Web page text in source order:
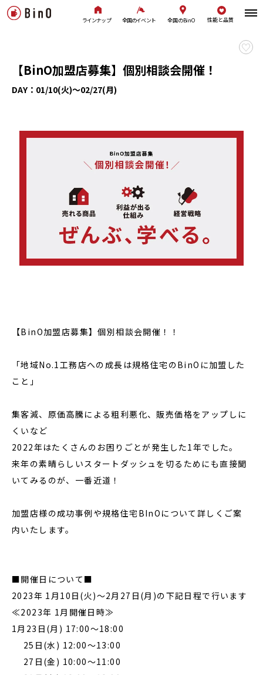
ラインナップ 全国のイベント 全国のBinO 性能と品質
【BinO加盟店募集】個別相談会開催！
DAY：01/10(火)～02/27(月)
【BinO加盟店募集】個別相談会開催！！
「地域No.1工務店への成長は規格住宅のBinOに加盟した
こと」
集客減、原価高騰による粗利悪化、販売価格をアップしに
くいなど
2022年はたくさんのお困りごとが発生した1年でした。
来年の素晴らしいスタートダッシュを切るためにも直接聞
いてみるのが、一番近道！
加盟店様の成功事例や規格住宅BInOについて詳しくご案
内いたします。
■開催日について■
2023年 1月10日(火)〜2月27日(月)の下記日程で行います
≪2023年 1月開催日時≫
1月23日(月) 17:00～18:00
25日(水) 12:00～13:00
27日(金) 10:00～11:00